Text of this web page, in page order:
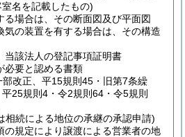
名を記載したもの)
る場合は、その断面図及び平面図
気の装置を有する場合は、その構造
当該法人の登記事項証明書
必要と認める書類
改正、平15規則45・旧第7条繰
平25規則4・令2規則64・令5規則
相続による地位の承継の承認申請)
の規定により譲渡による営業者の地